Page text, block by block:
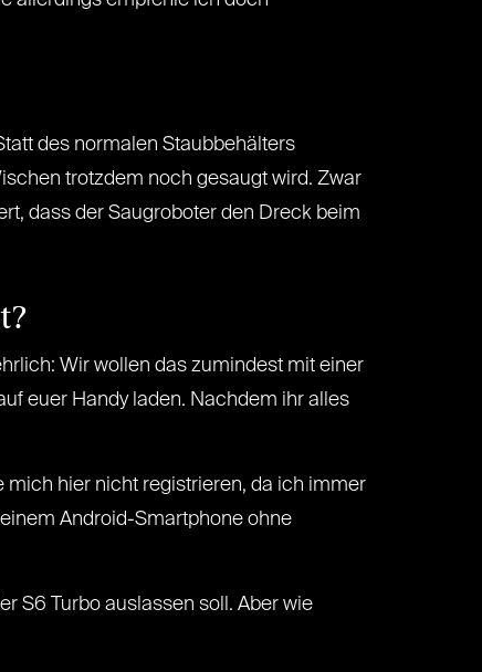
des normalen Staubbehälters
trotzdem noch gesaugt wird. Zwar
dass der Saugroboter den Dreck beim
Wir wollen das zumindest mit einer
euer Handy laden. Nachdem ihr alles
mich hier nicht registrieren, da ich immer
Android-Smartphone ohne
S6 Turbo auslassen soll. Aber wie